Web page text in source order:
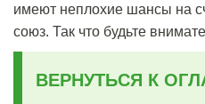
имеют неплохие шансы на
союз. Так что будьте
ВЕРНУТЬСЯ К